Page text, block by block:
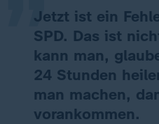
Jetzt ist ein
SPD. Das ist
kann man,
24 Stunden
man machen,
vorankommen.